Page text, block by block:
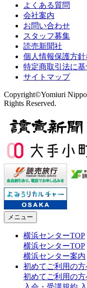
よくある質問
会社案内
お問い合わせ
スタッフ募集
読売新聞社
個人情報保護方
特定商取引法に
サイトマップ
Copyright©Yomiuri
Rights Reserved.
メニュー
横浜センターTOP
横浜センターTOP
横浜センター案内
初めてご利用の方
初めてご利用の方